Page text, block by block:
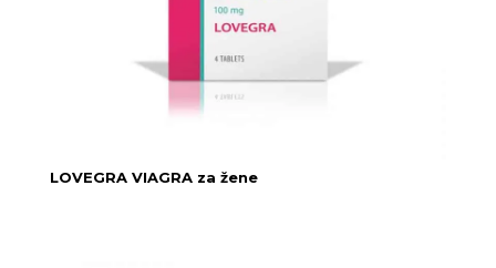
LOVEGRA VIAGRA za žene